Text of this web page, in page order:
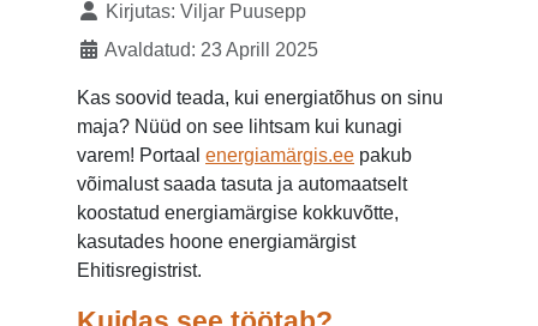
Kirjutas: Viljar Puusepp
Avaldatud: 23 Aprill 2025
Kas soovid teada, kui energiatõhus on sinu
maja? Nüüd on see lihtsam kui kunagi
varem! Portaal energiamärgis.ee pakub
võimalust saada tasuta ja automaatselt
koostatud energiamärgise kokkuvõtte,
kasutades hoone energiamärgist
Ehitisregistrist.